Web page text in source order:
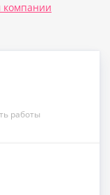
компании
работы